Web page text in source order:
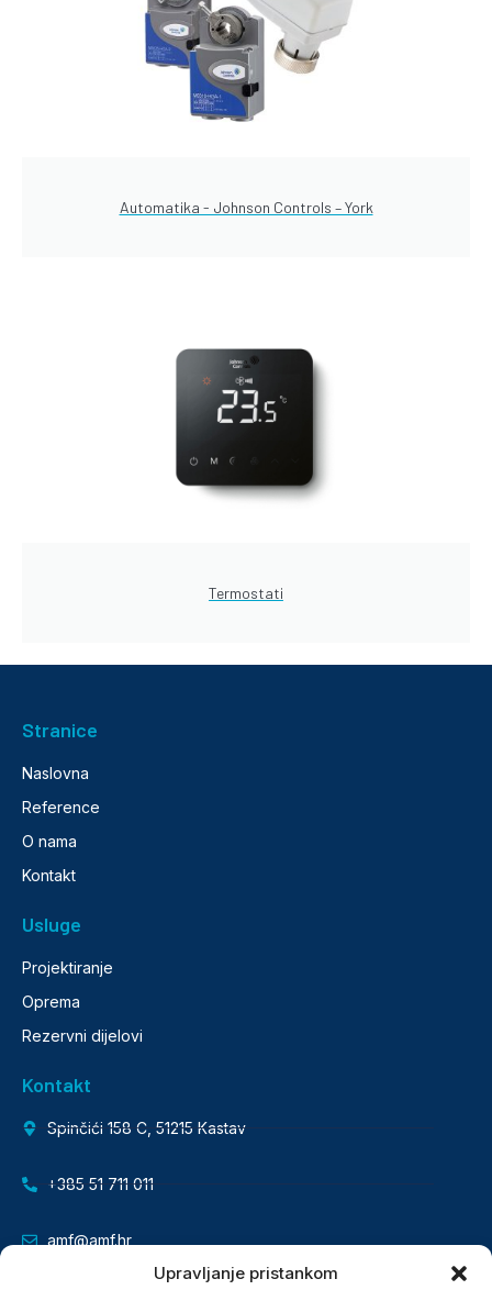
Upravljanje pristankom
Automatika - Johnson Controls – York
Termostati
Stranice
Naslovna
Reference
O nama
Kontakt
Usluge
Projektiranje
Oprema
Rezervni dijelovi
Kontakt
Spinčići 158 C, 51215 Kastav
+385 51 711 011
amf@amf.hr